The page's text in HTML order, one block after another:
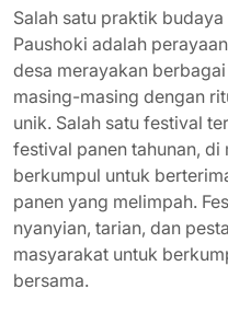
Salah satu praktik
Paushoki adalah
desa merayakan
masing-masing dengan
unik. Salah satu festival
festival panen tahunan, di
berkumpul untuk
panen yang melimpah.
nyanyian, tarian, dan
masyarakat untuk
bersama.